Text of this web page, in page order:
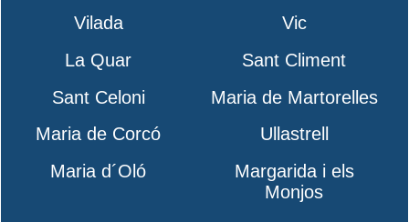
Vilada
Vic
La Quar
Sant Climent
Sant Celoni
Maria de Martorelles
Maria de Corcó
Ullastrell
Maria d´Oló
Margarida i els
Monjos